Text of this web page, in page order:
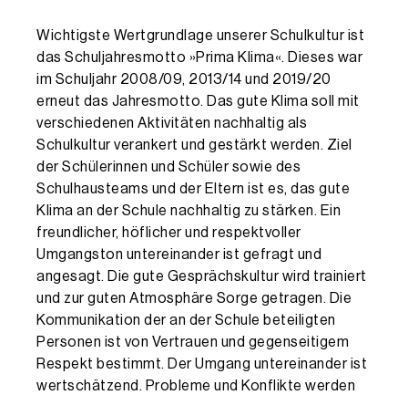
Wichtigste Wertgrundlage unserer Schulkultur ist
das Schuljahresmotto »Prima Klima«. Dieses war
im Schuljahr 2008/09, 2013/14 und 2019/20
erneut das Jahresmotto. Das gute Klima soll mit
verschiedenen Aktivitäten nachhaltig als
Schulkultur verankert und gestärkt werden. Ziel
der Schülerinnen und Schüler sowie des
Schulhausteams und der Eltern ist es, das gute
Klima an der Schule nachhaltig zu stärken. Ein
freundlicher, höflicher und respektvoller
Umgangston untereinander ist gefragt und
angesagt. Die gute Gesprächskultur wird trainiert
und zur guten Atmosphäre Sorge getragen. Die
Kommunikation der an der Schule beteiligten
Personen ist von Vertrauen und gegenseitigem
Respekt bestimmt. Der Umgang untereinander ist
wertschätzend. Probleme und Konflikte werden